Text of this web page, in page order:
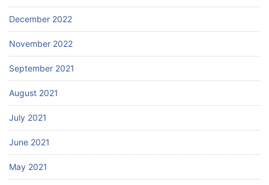
December 2022
November 2022
September 2021
August 2021
July 2021
June 2021
May 2021